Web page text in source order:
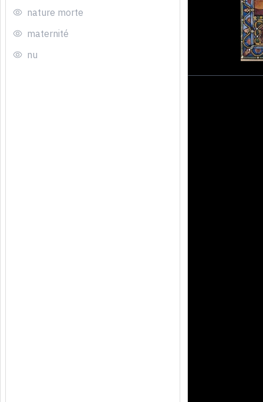
nature morte
maternité
nu